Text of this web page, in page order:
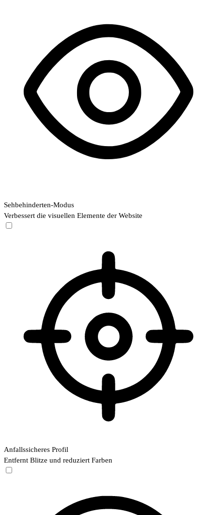
Sehbehinderten-Modus
Verbessert die visuellen Elemente der Website
Anfallssicheres Profil
Entfernt Blitze und reduziert Farben